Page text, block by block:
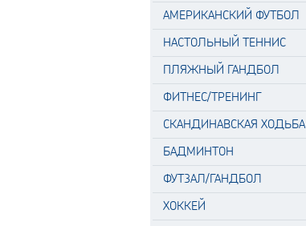
АМЕРИКАНСКИЙ ФУТБОЛ
НАСТОЛЬНЫЙ ТЕННИС
ПЛЯЖНЫЙ ГАНДБОЛ
ФИТНЕС/ТРЕНИНГ
СКАНДИНАВСКАЯ ХОДЬБА
БАДМИНТОН
ФУТЗАЛ/ГАНДБОЛ
ХОККЕЙ